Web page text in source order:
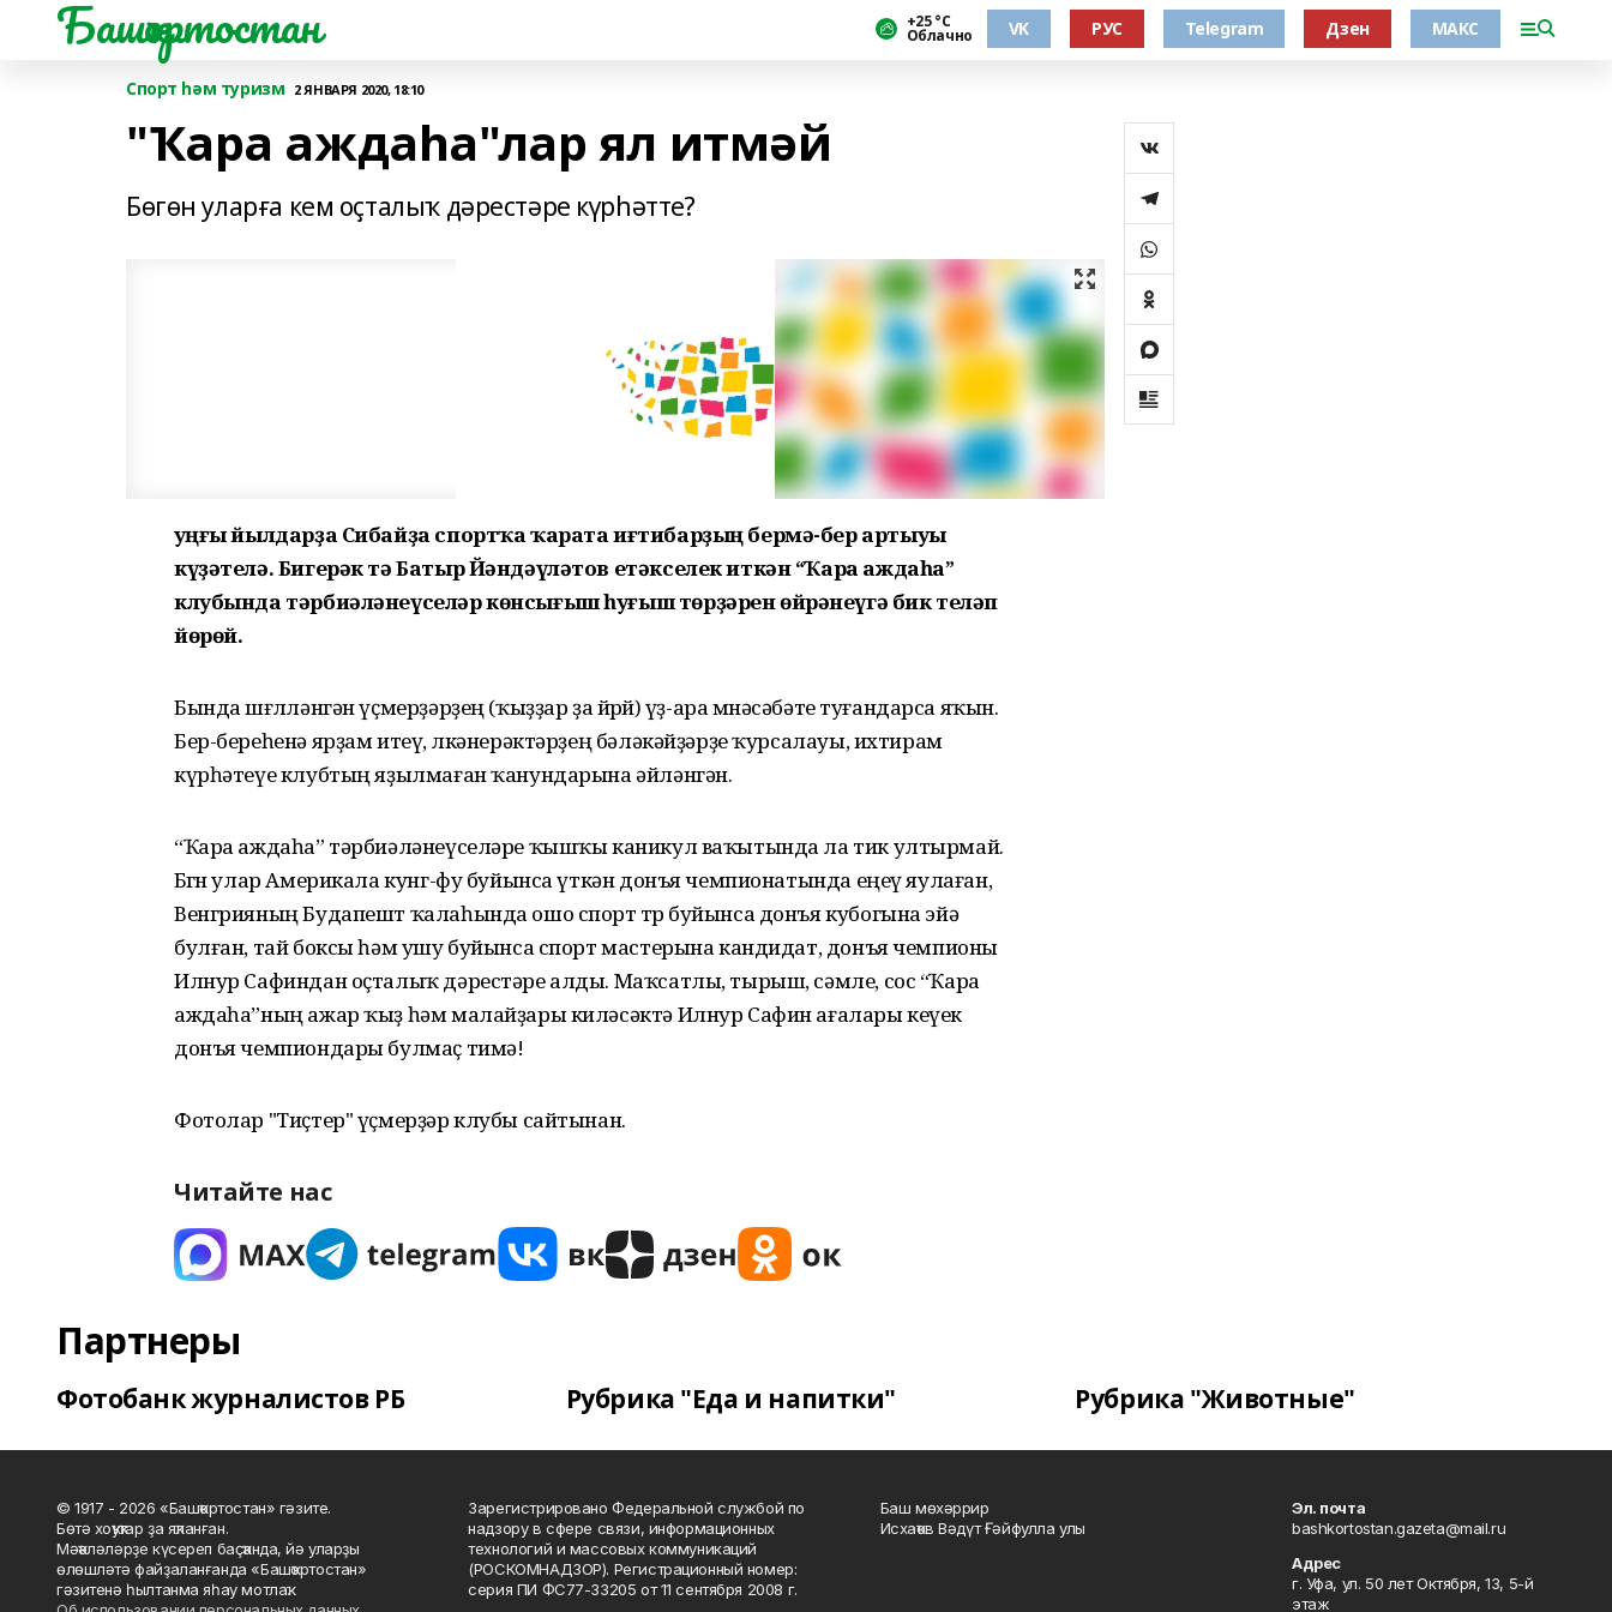
Башҡортостан +25 °С
Облачно VK РУС Telegram Дзен МАКС
Спорт һәм туризм 2 ЯНВАРЯ 2020, 18:10
"Ҡара аждаһа"лар ял итмәй
Бөгөн уларға кем оҫталыҡ дәрестәре күрһәтте?
Һуңғы йылдарҙа Сибайҙа спортҡа ҡарата иғтибарҙың бермә-бер артыуы
күҙәтелә. Бигерәк тә Батыр Йәндәүләтов етәкселек иткән “Ҡара аждаһа”
клубында тәрбиәләнеүселәр көнсығыш һуғыш төрҙәрен өйрәнеүгә бик теләп
йөрөй.
Бында шөғөлләнгән үҫмерҙәрҙең (ҡыҙҙар ҙа йөрөй) үҙ-ара мөнәсәбәте туғандарса яҡын.
Бер-береһенә ярҙам итеү, өлкәнерәктәрҙең бәләкәйҙәрҙе ҡурсалауы, ихтирам
күрһәтеүе клубтың яҙылмаған ҡанундарына әйләнгән.
“Ҡара аждаһа” тәрбиәләнеүселәре ҡышҡы каникул ваҡытында ла тик ултырмай.
Бөгөн улар Америкала кунг-фу буйынса үткән донъя чемпионатында еңеү яулаған,
Венгрияның Будапешт ҡалаһында ошо спорт төрө буйынса донъя кубогына эйә
булған, тай боксы һәм ушу буйынса спорт мастерына кандидат, донъя чемпионы
Илнур Сафиндан оҫталыҡ дәрестәре алды. Маҡсатлы, тырыш, сәмле, сос “Ҡара
аждаһа”ның ажар ҡыҙ һәм малайҙары киләсәктә Илнур Сафин ағалары кеүек
донъя чемпиондары булмаҫ тимә!
Фотолар "Тиҫтер" үҫмерҙәр клубы сайтынан.
Читайте нас
Партнеры
Фотобанк журналистов РБ Рубрика "Еда и напитки" Рубрика "Животные"
© 1917 - 2026 «Башҡортостан» гәзите.
Бөтә хоҡуҡтар ҙа яҡланған.
Мәҡәләләрҙе күсереп баҫҡанда, йә уларҙы
өлөшләтә файҙаланғанда «Башҡортостан»
гәзитенә һылтанма яһау мотлаҡ.
Зарегистрировано Федеральной службой по
надзору в сфере связи, информационных
технологий и массовых коммуникаций
(РОСКОМНАДЗОР). Регистрационный номер:
серия ПИ ФС77-33205 от 11 сентября 2008 г.
Баш мөхәррир
Исхаҡов Вәдүт Ғәйфулла улы
Эл. почта
bashkortostan.gazeta@mail.ru
Адрес
г. Уфа, ул. 50 лет Октября, 13, 5-й
этаж